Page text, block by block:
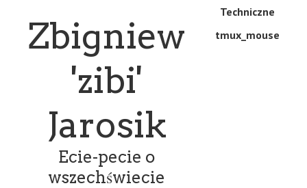
Zbigniew
'zibi'
Jarosik
Ecie-pecie o
wszechświecie
Menu
content
Techniczne
tmux_mouse